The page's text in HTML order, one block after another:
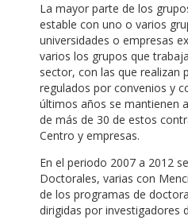
La mayor parte de los
estable con uno o varios
universidades o empresas
varios los grupos que
sector, con las que realizan
regulados por convenios y
últimos años se mantienen
de más de 30 de estos
Centro y empresas.
En el periodo 2007 a 2012
Doctorales, varias con
de los programas de
dirigidas por investigadores